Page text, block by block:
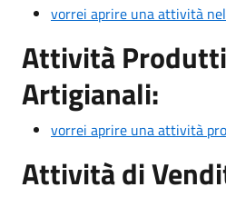
vorrei aprire una attività
Attività
Artigianali:
vorrei aprire una attività
Attività di